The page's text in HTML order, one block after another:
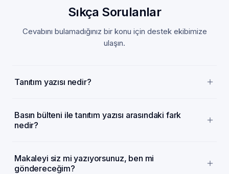
Sıkça Sorulanlar
Cevabını bulamadığınız bir konu için destek ekibimize
ulaşın.
Tanıtım yazısı nedir?
Basın bülteni ile tanıtım yazısı arasındaki fark
nedir?
Makaleyi siz mi yazıyorsunuz, ben mi
göndereceğim?